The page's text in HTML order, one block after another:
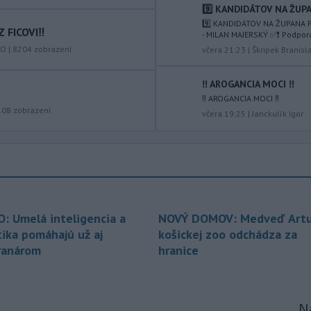
popoludní 42 stupňov Celzia.
Podpredsedníčka
vykonávajúca funkciu predsedu
zhromaždenia Anikó Hallerová
Nagyová vo štvrtok oznámila, že v
13:31 - Európska komisia (EK) sa
elektriny v Európskej únii.
Vlastníctvo a správa lesov v
FICOVI‼️
| 8204 zobrazení
zobrazení
9️⃣ KANDIDÁTOV NA
9️⃣ KANDIDÁTOV NA ŽUPANA
- MILAN MAJERSKÝ ✅️❗️
včera 21:23 | Škripek
‼️ AROGANCIA MOCI ‼️
‼️ AROGANCIA MOCI ‼️
včera 19:25 |Janckulík Igor
Umelá inteligencia a
pomáhajú už aj
NOVÝ DOMOV: Medveď
košickej zoo odchádza za
hranice